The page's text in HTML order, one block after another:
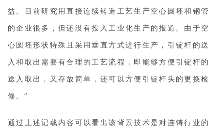
益。目前研究用直接连续铸造工艺生产空心圆坯和钢管
的企业很多，但还没有投入工业化生产的报道。由于空
心圆坯形状特殊且采用垂直方式进行生产，引锭杆的送
入和取出需要有合理的工艺流程，即能够方便引锭杆的
送入取出，又存放简单，还可以方便引锭杆头的更换检
修。”
通过上述记载内容可以看出该背景技术是对连铸行业的